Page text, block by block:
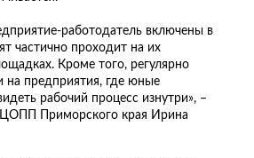
работодатель включены в
частично проходит на их
Кроме того, регулярно
на предприятия, где юные
рабочий процесс изнутри», –
ЦОПП Приморского края Ирина